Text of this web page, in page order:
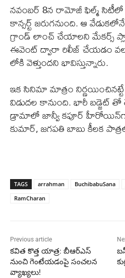
నవంబర్ 8న రామోజీ ఫిల్మ్
కాన్సర్ట్ జరుగనుంది. ఆ
గ్రాండ్ లాంచ్ చేయాలని మేకర్స్
ఈవెంట్ ద్వారా రిలీజ్ చేయడం
లోకి వెళ్తుందని భావిస్తున్నారు.
ఇక సినిమా మాత్రం
విడుదల కానుంది. భారీ బడ్జెట్ తో
డ్రామాలో జాన్వీ కపూర్
కుమార్, జగపతి బాబు కీలక
TAGS arrahman BuchibabuSana
RamCharan
Previous article
కవిత కొత్త యాత్ర: బీఆర్ఎస్
నుంచి గెంటేయడంపై సంచలన
వ్యాఖ్యలు!